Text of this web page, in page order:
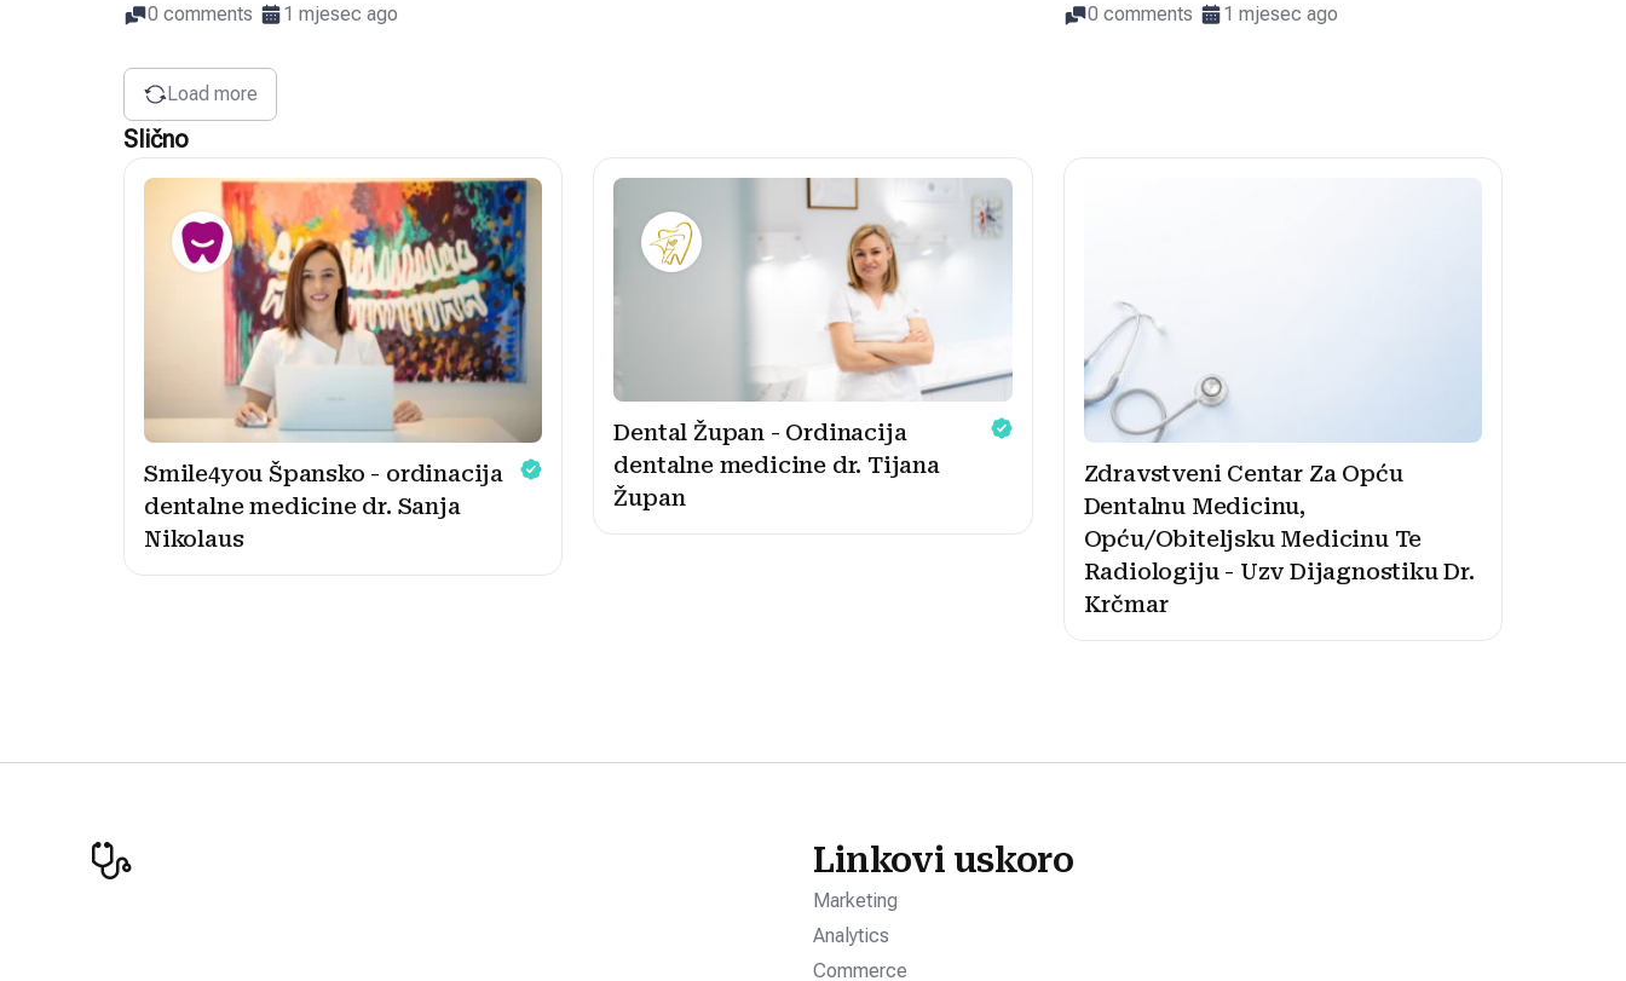
0 comments 1 mjesec ago 0 comments 1 mjesec ago
Load more
Slično
Smile4you Špansko - ordinacija
dentalne medicine dr. Sanja
Nikolaus
Dental Župan - Ordinacija
dentalne medicine dr. Tijana
Župan
Zdravstveni Centar Za Opću
Dentalnu Medicinu,
Opću/Obiteljsku Medicinu Te
Radiologiju - Uzv Dijagnostiku Dr.
Krčmar
Linkovi uskoro
Marketing
Analytics
Commerce